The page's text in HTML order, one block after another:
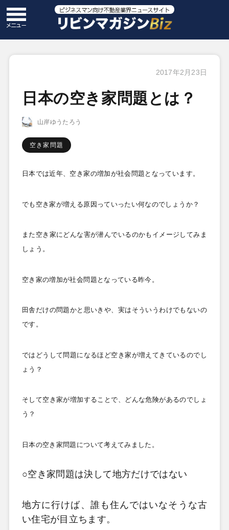
2017年2月23日
日本の空き家問題とは？
山岸ゆうたろう
空き家問題
日本では近年、空き家の増加が社会問題となっています。
でも空き家が増える原因っていったい何なのでしょうか？
また空き家にどんな害が潜んでいるのかもイメージしてみま
しょう。
空き家の増加が社会問題となっている昨今。
田舎だけの問題かと思いきや、実はそういうわけでもないの
です。
ではどうして問題になるほど空き家が増えてきているのでし
ょう？
そして空き家が増加することで、どんな危険があるのでしょ
う？
日本の空き家問題について考えてみました。
○空き家問題は決して地方だけではない
地方に行けば、誰も住んではいなそうな古
い住宅が目立ちます。